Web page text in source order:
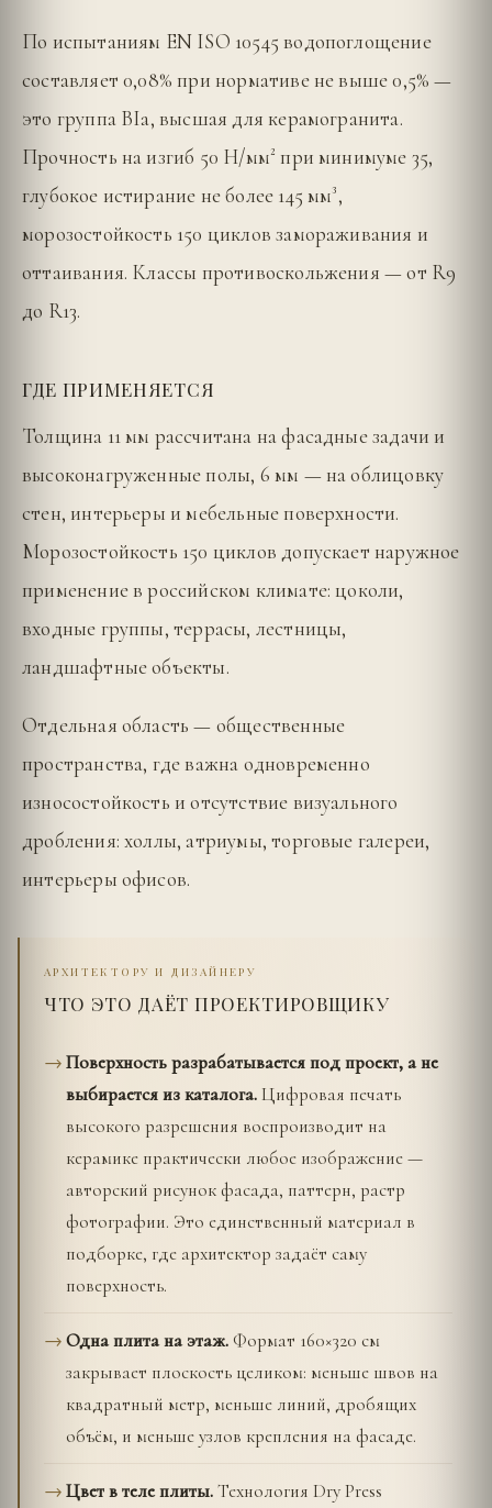
По испытаниям EN ISO 10545 водопоглощение
составляет 0,08% при нормативе не выше 0,5% —
это группа BIa, высшая для керамогранита.
Прочность на изгиб 50 Н/мм² при минимуме 35,
глубокое истирание не более 145 мм³,
морозостойкость 150 циклов замораживания и
оттаивания. Классы противоскольжения — от R9
до R13.
ГДЕ ПРИМЕНЯЕТСЯ
Толщина 11 мм рассчитана на фасадные задачи и
высоконагруженные полы, 6 мм — на облицовку
стен, интерьеры и мебельные поверхности.
Морозостойкость 150 циклов допускает наружное
применение в российском климате: цоколи,
входные группы, террасы, лестницы,
ландшафтные объекты.
Отдельная область — общественные
пространства, где важна одновременно
износостойкость и отсутствие визуального
дробления: холлы, атриумы, торговые галереи,
интерьеры офисов.
АРХИТЕКТОРУ И ДИЗАЙНЕРУ
ЧТО ЭТО ДАЁТ ПРОЕКТИРОВЩИКУ
Поверхность разрабатывается под проект, а не
выбирается из каталога.Цифровая печать
высокого разрешения воспроизводит на
керамике практически любое изображение —
авторский рисунок фасада, паттерн, растр
фотографии. Это единственный материал в
подборке, где архитектор задаёт саму
поверхность.
Одна плита на этаж. Формат 160×320 см
закрывает плоскость целиком: меньше швов на
квадратный метр, меньше линий, дробящих
объём, и меньше узлов крепления на фасаде.
Цвет в теле плиты.Технология Dry Press